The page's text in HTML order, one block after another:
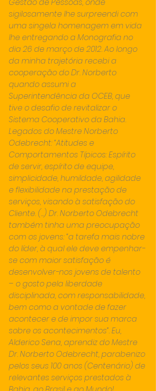
sigilosamente lhe surpreendi com
uma singela homenagem em vida
lhe entregando a Monografia no
dia 26 de março de 2012. Ao longo
da minha trajetória recebi a
cooperação do Dr. Norberto
quando assumi a
Superintendência da OCEB, que
tive o desafio de revitalizar o
Sistema Cooperativo da Bahia.
Legados do Mestre Norberto
Odebrecht: “Atitudes e
Comportamentos Típicos: Espírito
de servir, espírito de equipe,
simplicidade, humildade, agilidade
e flexibilidade na prestação de
serviços, visando à satisfação do
Cliente. (...) Dr. Norberto Odebrecht
também tinha uma preocupação
com os jovens: “a tarefa mais nobre
do líder, à qual ele deve empenhar-
se com maior satisfação é
desenvolver-nos jovens de talento
– o gosto pela liberdade
disciplinada, com responsabilidade,
bem como a vontade de fazer
acontecer e de impor sua marca
sobre os acontecimentos”. Eu,
Alderico Sena, aprendiz do Mestre
Dr. Norberto Odebrecht, parabenizo
pelos seus 100 anos (Centenário) de
relevantes serviços prestados à